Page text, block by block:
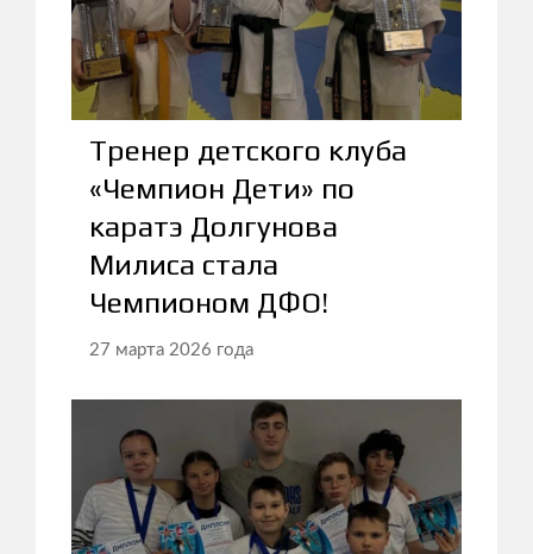
Тренер детского клуба
«Чемпион Дети» по
каратэ Долгунова
Милиса стала
Чемпионом ДФО!
27 марта 2026 года